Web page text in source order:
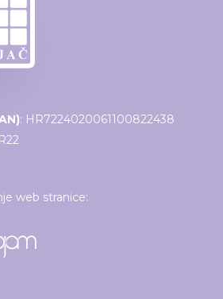
: HR7224020061100822438
web stranice: